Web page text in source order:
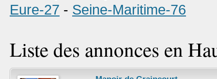
Eure-27 - Seine-Maritime-76
Liste des annonces en